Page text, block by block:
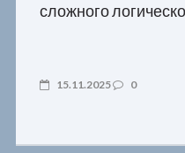
сложного
15.11.2025 0